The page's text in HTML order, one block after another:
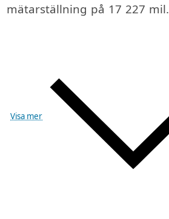
mätarställning på 17 227 mil.
Visa mer